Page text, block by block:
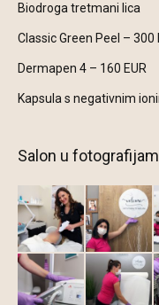
Biodroga tretmani lica
Classic Green Peel – 300
Dermapen 4 – 160 EUR
Kapsula s negativnim
Salon u